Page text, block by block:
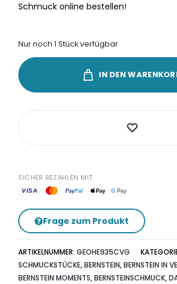
Schmuck online bestellen!
Nur noch 1 Stück verfügbar
IN DEN
SICHER BEZAHLEN MIT
VISA PayPal Pay G Pay
Frage zum Produkt
ARTIKELNUMMER:GEOHE935CVG
SCHMUCKSTÜCKE,BERNSTEIN,BERNSTEIN IN
BERNSTEIN MOMENTS,BERNSTEINSCHMUCK,